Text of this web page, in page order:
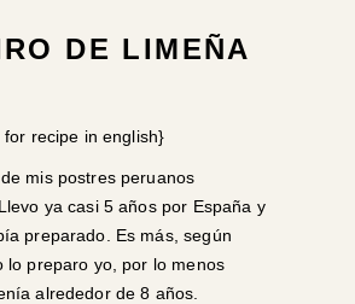
DE LIMEÑA
for recipe in english}
mis postres peruanos
ya casi 5 años por España y
preparado. Es más, según
lo preparo yo, por lo menos
alrededor de 8 años.